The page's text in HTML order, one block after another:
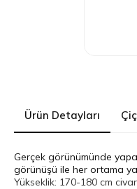
Ürün Detayları
Gerçek görünümünde
görünüşü ile her ortama
Yükseklik: 170-180 cm